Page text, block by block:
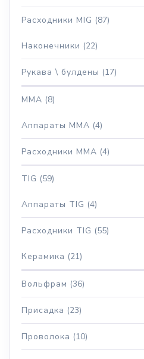
Расходники MIG (87)
Наконечники (22)
Рукава \ булдены (17)
MMA (8)
Аппараты MMA (4)
Расходники MMA (4)
TIG (59)
Аппараты TIG (4)
Расходники TIG (55)
Керамика (21)
Вольфрам (36)
Присадка (23)
Проволока (10)